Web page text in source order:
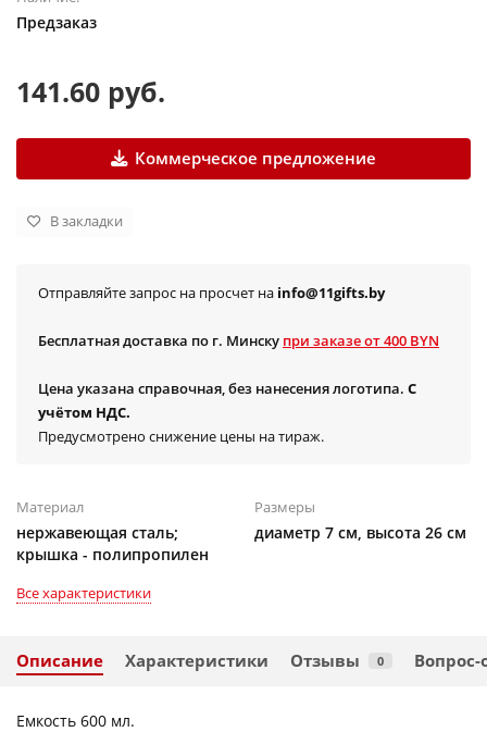
Предзаказ
141.60 руб.
Коммерческое предложение
В закладки
Отправляйте запрос на просчет на info@11gifts.by
Бесплатная доставка по г. Минску при заказе от 400 BYN
Цена указана справочная, без нанесения логотипа. С
учётом НДС.
Предусмотрено снижение цены на тираж.
Материал
нержавеющая сталь;
крышка - полипропилен
Размеры
диаметр 7 см, высота 26 см
Все характеристики
Описание Характеристики Отзывы 0 Вопрос-
Емкость 600 мл.